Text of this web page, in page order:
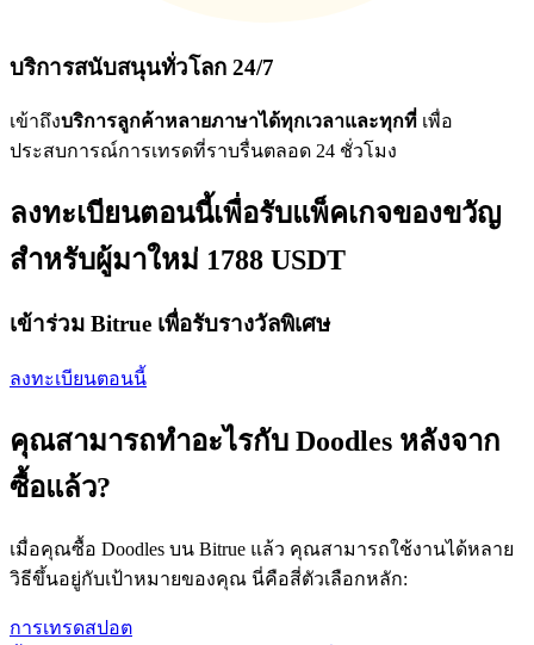
บริการสนับสนุนทั่วโลก 24/7
เข้าถึงบริการลูกค้าหลายภาษาได้ทุกเวลาและทุกที่ เพื่อ
ประสบการณ์การเทรดที่ราบรื่นตลอด 24 ชั่วโมง
ลงทะเบียนตอนนี้เพื่อรับแพ็คเกจของขวัญ
สำหรับผู้มาใหม่ 1788 USDT
เข้าร่วม Bitrue เพื่อรับรางวัลพิเศษ
ลงทะเบียนตอนนี้
คุณสามารถทำอะไรกับ Doodles หลังจาก
ซื้อแล้ว?
เมื่อคุณซื้อ Doodles บน Bitrue แล้ว คุณสามารถใช้งานได้หลาย
วิธีขึ้นอยู่กับเป้าหมายของคุณ นี่คือสี่ตัวเลือกหลัก:
การเทรดสปอต